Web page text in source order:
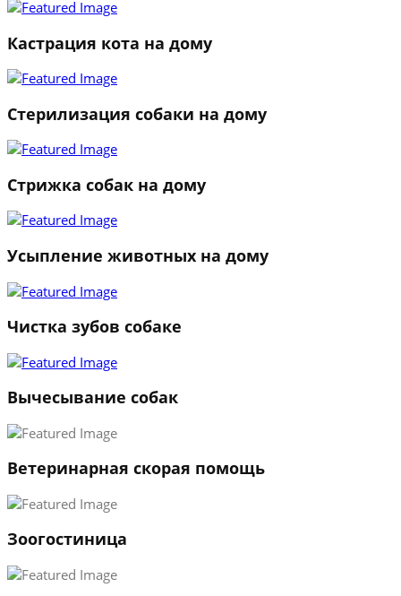
2
Кастрация кота на дому
Стерилизация собаки на дому
Стрижка собак на дому
Усыпление животных на дому
Чистка зубов собаке
Вычесывание собак
Ветеринарная скорая помощь
Зоогостиница